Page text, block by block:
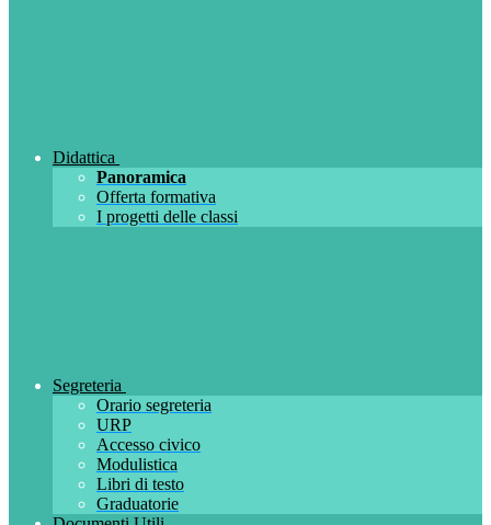
Didattica
Panoramica
Offerta formativa
I progetti delle classi
Segreteria
Orario segreteria
URP
Accesso civico
Modulistica
Libri di testo
Graduatorie